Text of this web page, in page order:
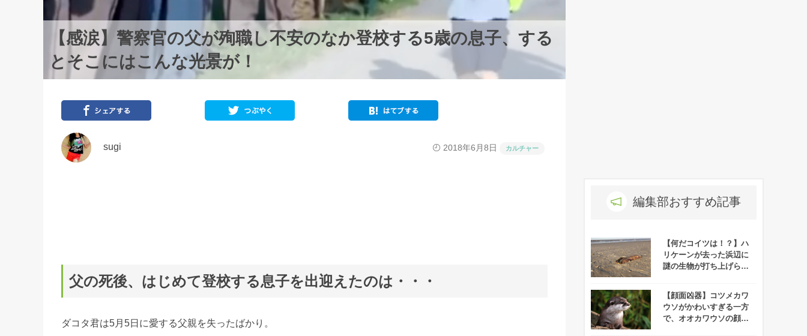
【感涙】警察官の父が殉職し不安のなか登校する5歳の息子、する
とそこにはこんな光景が！
sugi 2018年6月8日 カルチャー
父の死後、はじめて登校する息子を出迎えたのは・・・
ダコタ君は5月5日に愛する父親を失ったばかり。
編集部おすすめ記事
【何だコイツは！？】ハ
リケーンが去った浜辺に
謎の生物が打ち上げられ
る！
【顔面凶器】コツメカワ
ウソがかわいすぎる一方
で、オオカワウソの顔が